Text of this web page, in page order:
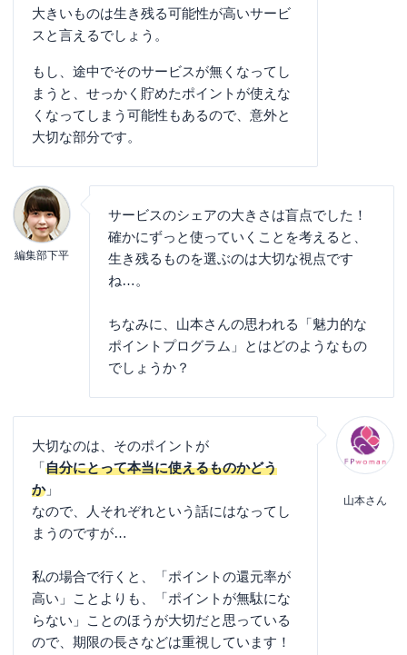
大きいものは生き残る可能性が高いサービ
スと言えるでしょう。
もし、途中でそのサービスが無くなってし
まうと、せっかく貯めたポイントが使えな
くなってしまう可能性もあるので、意外と
大切な部分です。
編集部下平
サービスのシェアの大きさは盲点でした！
確かにずっと使っていくことを考えると、
生き残るものを選ぶのは大切な視点です
ね…。
ちなみに、山本さんの思われる「魅力的な
ポイントプログラム」とはどのようなもの
でしょうか？
大切なのは、そのポイントが
「自分にとって本当に使えるものかどう
か」
なので、人それぞれという話にはなってし
まうのですが…
私の場合で行くと、「ポイントの還元率が
高い」ことよりも、「ポイントが無駄にな
らない」ことのほうが大切だと思っている
ので、期限の長さなどは重視しています！
山本さん